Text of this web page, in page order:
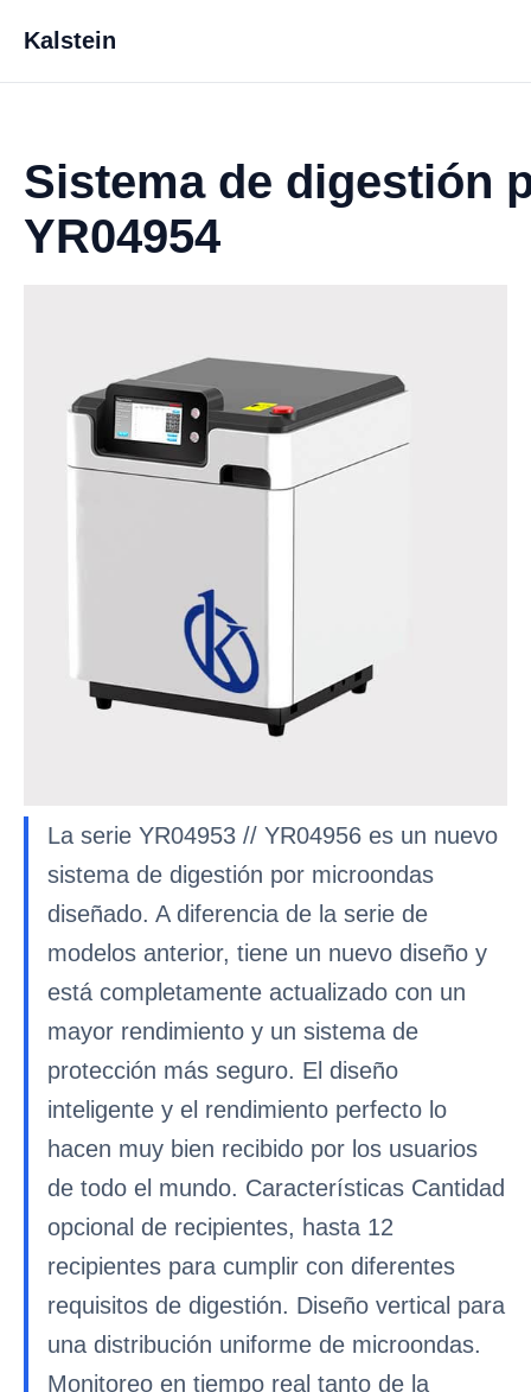
Kalstein
Sistema de digestión
YR04954
La serie YR04953 // YR04956 es un nuevo
sistema de digestión por microondas
diseñado. A diferencia de la serie de
modelos anterior, tiene un nuevo diseño y
está completamente actualizado con un
mayor rendimiento y un sistema de
protección más seguro. El diseño
inteligente y el rendimiento perfecto lo
hacen muy bien recibido por los usuarios
de todo el mundo. Características Cantidad
opcional de recipientes, hasta 12
recipientes para cumplir con diferentes
requisitos de digestión. Diseño vertical para
una distribución uniforme de microondas.
Monitoreo en tiempo real tanto de la